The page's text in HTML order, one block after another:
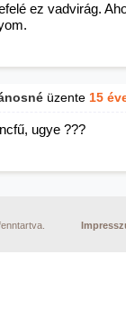
ez vadvirág.
üzente 15
ugye ???